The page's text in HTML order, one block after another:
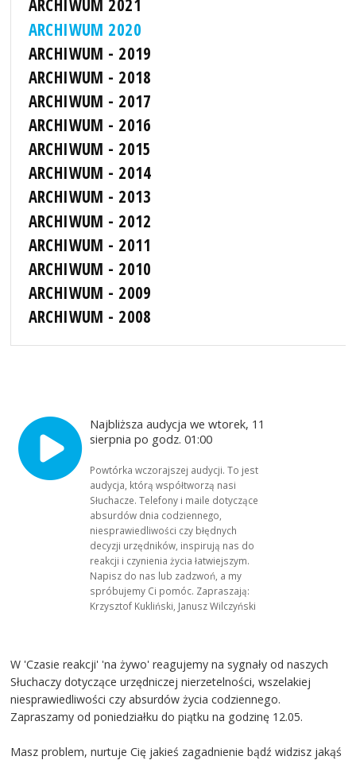
ARCHIWUM 2021
ARCHIWUM 2020
ARCHIWUM - 2019
ARCHIWUM - 2018
ARCHIWUM - 2017
ARCHIWUM - 2016
ARCHIWUM - 2015
ARCHIWUM - 2014
ARCHIWUM - 2013
ARCHIWUM - 2012
ARCHIWUM - 2011
ARCHIWUM - 2010
ARCHIWUM - 2009
ARCHIWUM - 2008
Najbliższa audycja we wtorek, 11
sierpnia po godz. 01:00
Powtórka wczorajszej audycji. To jest
audycja, którą współtworzą nasi
Słuchacze. Telefony i maile dotyczące
absurdów dnia codziennego,
niesprawiedliwości czy błędnych
decyzji urzędników, inspirują nas do
reakcji i czynienia życia łatwiejszym.
Napisz do nas lub zadzwoń, a my
spróbujemy Ci pomóc. Zapraszają:
Krzysztof Kukliński, Janusz Wilczyński
W 'Czasie reakcji' 'na żywo' reagujemy na sygnały od naszych
Słuchaczy dotyczące urzędniczej nierzetelności, wszelakiej
niesprawiedliwości czy absurdów życia codziennego.
Zapraszamy od poniedziałku do piątku na godzinę 12.05.
Masz problem, nurtuje Cię jakieś zagadnienie bądź widzisz jakąś